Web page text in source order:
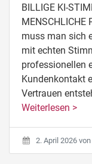
BILLIGE KI-
MENSCHLICHE
muss man sich
mit echten
professionellen
Kundenkontakt
Vertrauen
Weiterlesen >
2. April 2026 von